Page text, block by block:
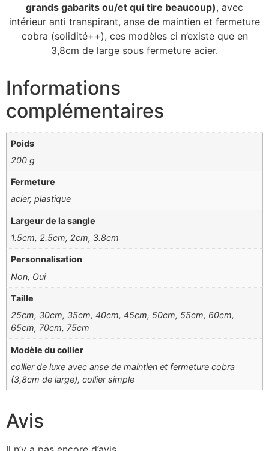
grands gabarits ou/et qui tire beaucoup), avec
intérieur anti transpirant, anse de maintien et fermeture
cobra (solidité++), ces modèles ci n’existe que en
3,8cm de large sous fermeture acier.
Informations
complémentaires
Poids
200 g
Fermeture
acier, plastique
Largeur de la sangle
1.5cm, 2.5cm, 2cm, 3.8cm
Personnalisation
Non, Oui
Taille
25cm, 30cm, 35cm, 40cm, 45cm, 50cm, 55cm, 60cm,
65cm, 70cm, 75cm
Modèle du collier
collier de luxe avec anse de maintien et fermeture cobra
(3,8cm de large), collier simple
Avis